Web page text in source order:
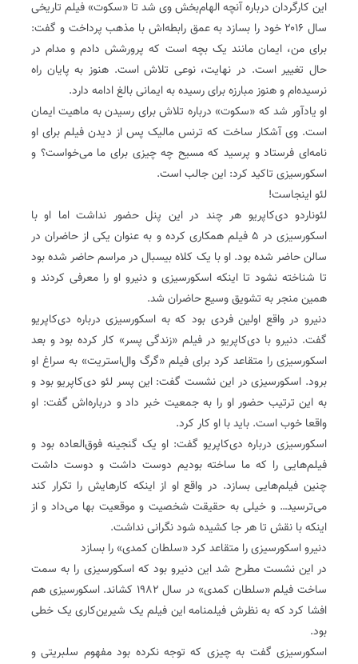
این کارگردان درباره آنچه الهام‌بخش وی شد تا «سکوت» فیلم تاریخی
سال ۲۰۱۶ خود را بسازد به عمق رابطه‌اش با مذهب پرداخت و گفت:
برای من، ایمان مانند یک بچه است که پرورشش دادم و مدام در
حال تغییر است‌. در نهایت، نوعی تلاش است‌. هنوز به پایان راه
نرسیده‌ام و هنوز مبارزه برای رسیده به ایمانی بالغ ادامه دارد‌.
او یادآور شد که «سکوت» درباره تلاش برای رسیدن به ماهیت ایمان
است‌. وی آشکار ساخت که ترنس مالیک پس از دیدن فیلم برای او
نامه‌ای فرستاد و پرسید که مسیح چه چیزی برای ما می‌خواست؟ و
اسکورسیزی تاکید کرد: این جالب است‌.
لئو اینجاست!
لئوناردو دی‌کاپریو هر چند در این پنل حضور نداشت اما او با
اسکورسیزی در ۵ فیلم همکاری کرده و به عنوان یکی از حاضران در
سالن حاضر شده بود‌. او با یک کلاه بیسبال در مراسم حاضر شده بود
تا شناخته نشود تا اینکه اسکورسیزی و دنیرو او را معرفی کردند و
همین منجر به تشویق وسیع حاضران شد‌.
دنیرو در واقع اولین فردی بود که به اسکورسیزی درباره دی‌کاپریو
گفت‌. دنیرو با دی‌کاپریو در فیلم «زندگی پسر» کار کرده بود و بعد
اسکورسیزی را متقاعد کرد برای فیلم «گرگ وال‌استریت» به سراغ او
برود‌. اسکورسیزی در این نشست گفت: این پسر لئو دی‌کاپریو بود و
به این ترتیب حضور او را به جمعیت خبر داد و درباره‌اش گفت: او
واقعا خوب است‌. باید با او کار کرد‌.
اسکورسیزی درباره دی‌کاپریو گفت: او یک گنجینه فوق‌العاده بود و
فیلم‌هایی را که ما ساخته بودیم دوست داشت و دوست داشت
چنین فیلم‌هایی بسازد‌. در واقع او از اینکه کارهایش را تکرار کند
می‌ترسید… و خیلی به حقیقت شخصیت و موقعیت بها می‌داد و از
اینکه با نقش تا هر جا کشیده شود نگرانی نداشت‌.
دنیرو اسکورسیزی را متقاعد کرد «سلطان کمدی» را بسازد
در این نشست مطرح شد این دنیرو بود که اسکورسیزی را به سمت
ساخت فیلم «سلطان کمدی» در سال ۱۹۸۲ کشاند‌. اسکورسیزی هم
افشا کرد که به نظرش فیلمنامه این فیلم یک شیرین‌کاری یک خطی
بود‌.
اسکورسیزی گفت به چیزی که توجه نکرده بود مفهوم سلبریتی و